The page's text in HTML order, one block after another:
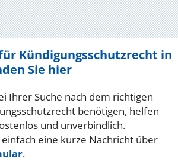
Kündigungsschutzrecht in
Sie hier
Ihrer Suche nach dem richtigen
benötigen, helfen
und unverbindlich.
einfach eine kurze Nachricht über
.